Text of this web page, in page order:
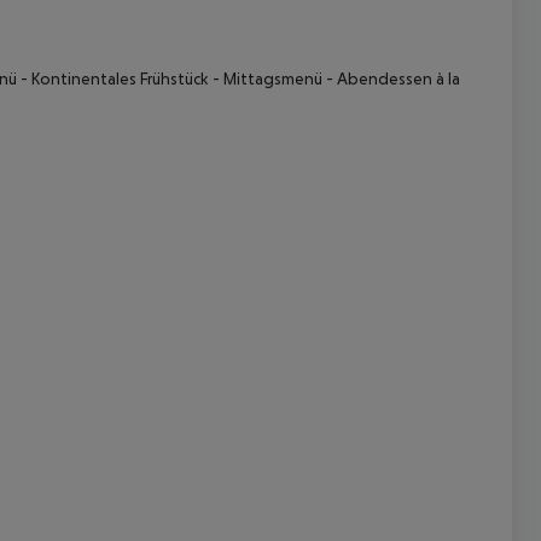
- Kontinentales Frühstück - Mittagsmenü - Abendessen à la